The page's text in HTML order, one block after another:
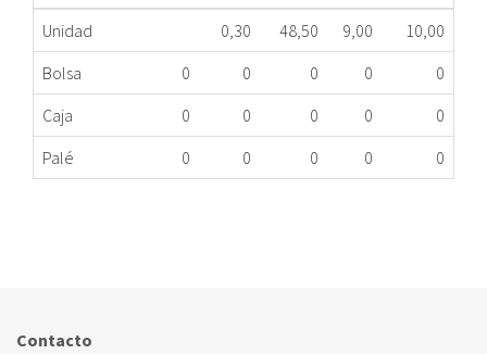
Unidad
0,30 48,50 9,00
10,00
Bolsa
0 0 0 0
0
Caja
0 0 0 0
0
Palé
0 0 0 0 0
Contacto